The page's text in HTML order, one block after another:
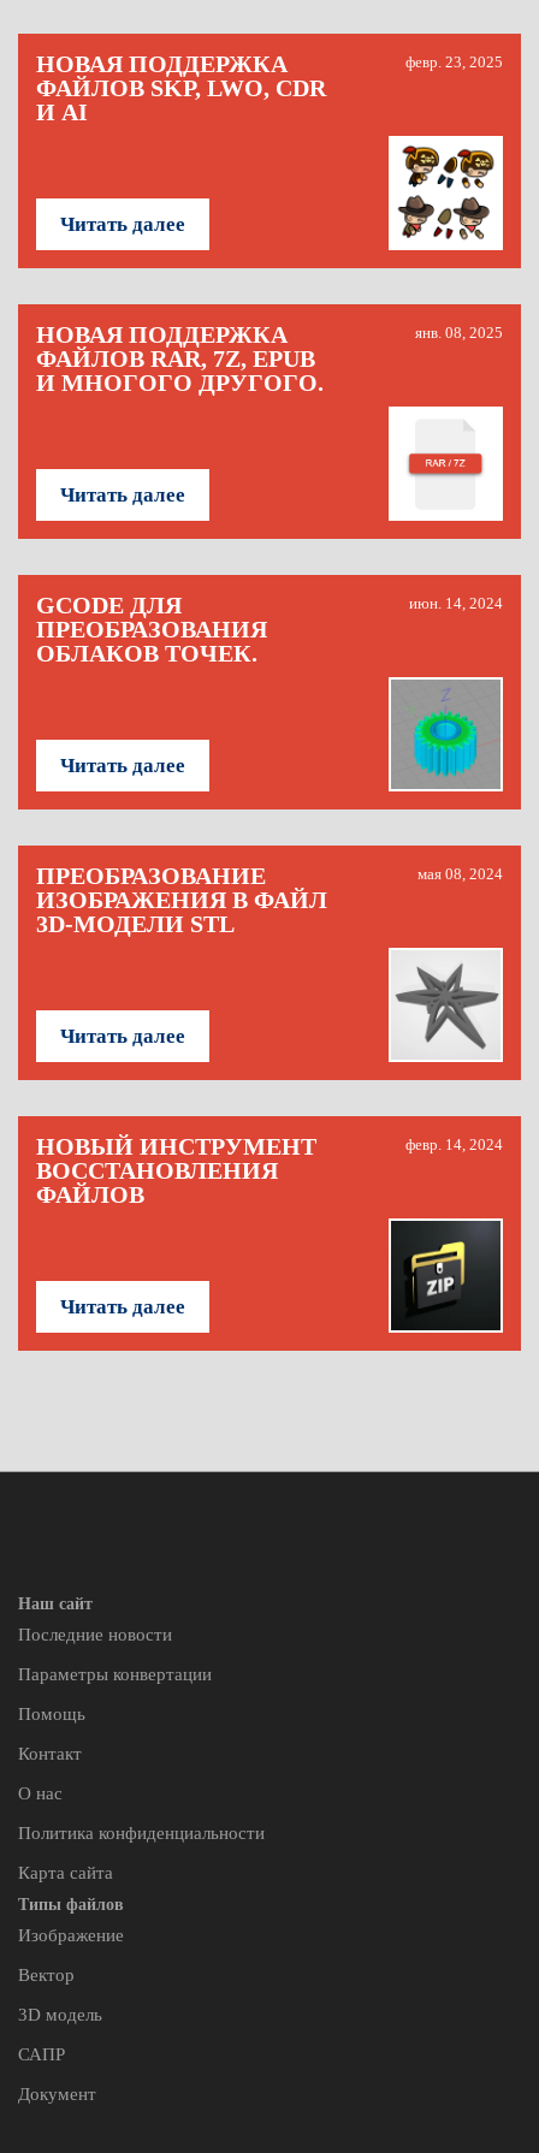
НОВАЯ ПОДДЕРЖКА
ФАЙЛОВ SKP, LWO, CDR
И AI
февр. 23, 2025
Читать далее
НОВАЯ ПОДДЕРЖКА
ФАЙЛОВ RAR, 7Z, EPUB
И МНОГОГО ДРУГОГО.
янв. 08, 2025
Читать далее
GCODE ДЛЯ
ПРЕОБРАЗОВАНИЯ
ОБЛАКОВ ТОЧЕК.
июн. 14, 2024
Читать далее
ПРЕОБРАЗОВАНИЕ
ИЗОБРАЖЕНИЯ В ФАЙЛ
3D-МОДЕЛИ STL
мая 08, 2024
Читать далее
НОВЫЙ ИНСТРУМЕНТ
ВОССТАНОВЛЕНИЯ
ФАЙЛОВ
февр. 14, 2024
Читать далее
Наш сайт
Последние новости
Параметры конвертации
Помощь
Контакт
О нас
Политика конфиденциальности
Карта сайта
Типы файлов
Изображение
Вектор
3D модель
САПР
Документ